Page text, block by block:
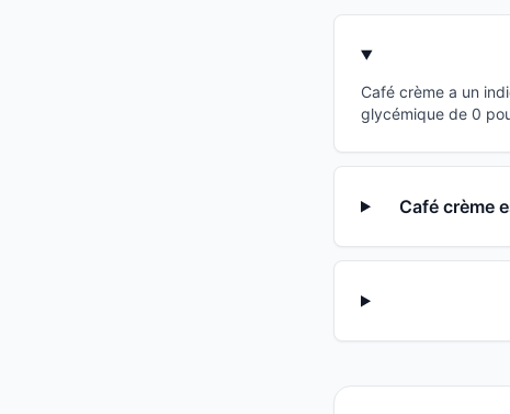
Café crème a un
glycémique de 0
Café crème